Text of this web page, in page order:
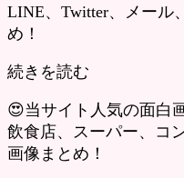
LINE、Twitter、メール
め！
続きを読む
😍当サイト人気の面白
飲食店、スーパー、コ
画像まとめ！